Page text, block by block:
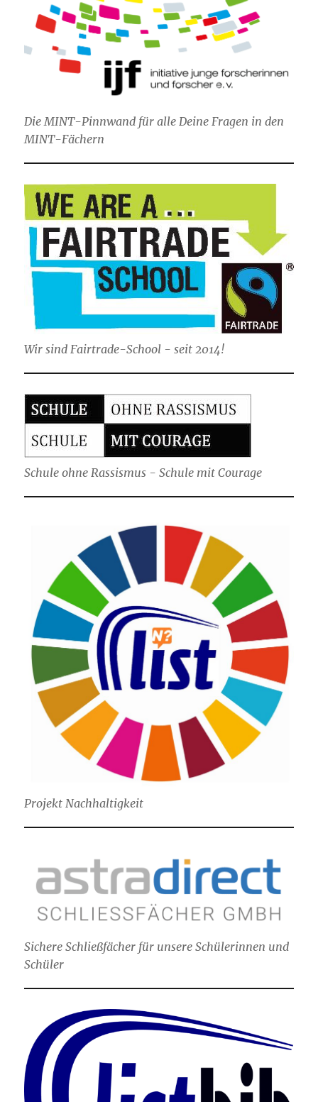
Die MINT-Pinnwand für alle Deine Fragen in den
MINT-Fächern
Wir sind Fairtrade-School - seit 2014!
Schule ohne Rassismus - Schule mit Courage
Projekt Nachhaltigkeit
Sichere Schließfächer für unsere Schülerinnen und
Schüler